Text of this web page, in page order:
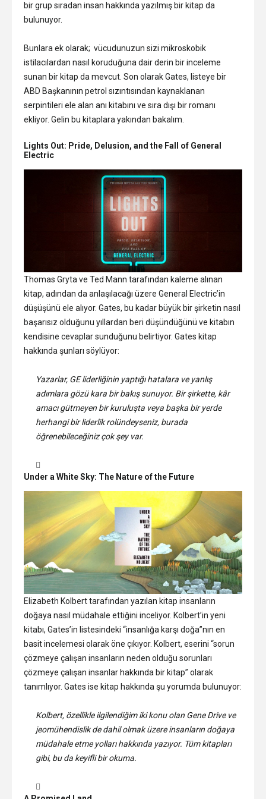
bir grup sıradan insan hakkında yazılmış bir kitap da
bulunuyor.
Bunlara ek olarak; vücudunuzun sizi mikroskobik
istilacılardan nasıl koruduğuna dair derin bir inceleme
sunan bir kitap da mevcut. Son olarak Gates, listeye bir
ABD Başkanının petrol sızıntısından kaynaklanan
serpintileri ele alan anı kitabını ve sıra dışı bir romanı
ekliyor. Gelin bu kitaplara yakından bakalım.
Lights Out: Pride, Delusion, and the Fall of General
Electric
Thomas Gryta ve Ted Mann tarafından kaleme alınan
kitap, adından da anlaşılacağı üzere General Electric’in
düşüşünü ele alıyor. Gates, bu kadar büyük bir şirketin nasıl
başarısız olduğunu yıllardan beri düşündüğünü ve kitabın
kendisine cevaplar sunduğunu belirtiyor. Gates kitap
hakkında şunları söylüyor:
Yazarlar, GE liderliğinin yaptığı hatalara ve yanlış
adımlara gözü kara bir bakış sunuyor. Bir şirkette, kâr
amacı gütmeyen bir kuruluşta veya başka bir yerde
herhangi bir liderlik rolündeyseniz, burada
öğrenebileceğiniz çok şey var.
Under a White Sky: The Nature of the Future
Elizabeth Kolbert tarafından yazılan kitap insanların
doğaya nasıl müdahale ettiğini inceliyor. Kolbert’in yeni
kitabı, Gates’in listesindeki “insanlığa karşı doğa”nın en
basit incelemesi olarak öne çıkıyor. Kolbert, eserini “sorun
çözmeye çalışan insanların neden olduğu sorunları
çözmeye çalışan insanlar hakkında bir kitap” olarak
tanımlıyor. Gates ise kitap hakkında şu yorumda bulunuyor:
Kolbert, özellikle ilgilendiğim iki konu olan Gene Drive ve
jeomühendislik de dahil olmak üzere insanların doğaya
müdahale etme yolları hakkında yazıyor. Tüm kitapları
gibi, bu da keyifli bir okuma.